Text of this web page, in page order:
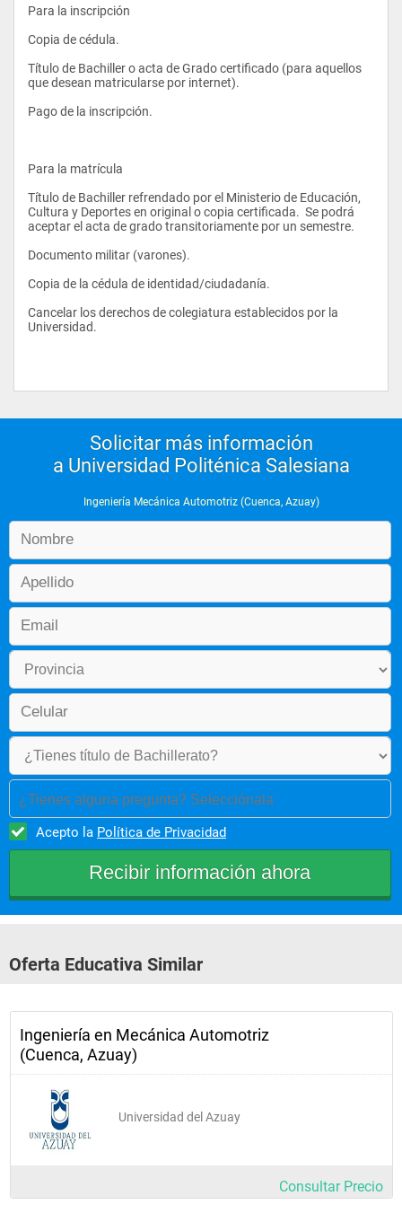
Para la inscripción
Copia de cédula.
Título de Bachiller o acta de Grado certificado (para aquellos
que desean matricularse por internet).
Pago de la inscripción.
Para la matrícula
Título de Bachiller refrendado por el Ministerio de Educación,
Cultura y Deportes en original o copia certificada.  Se podrá
aceptar el acta de grado transitoriamente por un semestre.
Documento militar (varones).
Copia de la cédula de identidad/ciudadanía.
Cancelar los derechos de colegiatura establecidos por la
Universidad.
Solicitar más información
a Universidad Politénica Salesiana
Ingeniería Mecánica Automotriz (Cuenca, Azuay)
¿Tienes alguna pregunta? Selecciónala
Acepto la Política de Privacidad
Oferta Educativa Similar
Ingeniería en Mecánica Automotriz
(Cuenca, Azuay)
Universidad del Azuay
Consultar Precio